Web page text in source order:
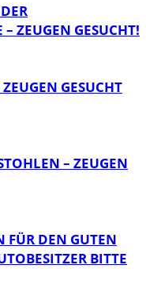
ZEUGEN GESUCHT!
GESUCHT
– ZEUGEN
FÜR DEN GUTEN
BITTE